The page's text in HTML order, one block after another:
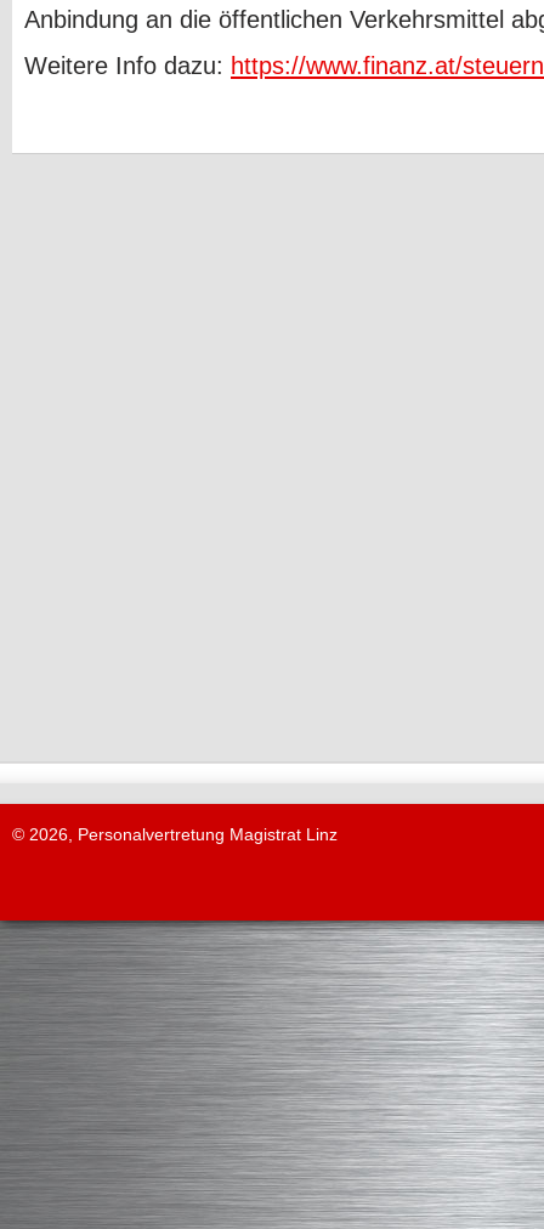
Anbindung an die öffentlichen Verkehrsmittel
Weitere Info dazu: https://www.finanz.at/
© 2026, Personalvertretung Magistrat Linz